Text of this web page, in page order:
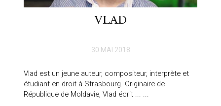
VLAD
30 MAI 2018
Vlad est un jeune auteur, compositeur, interprète et
étudiant en droit à Strasbourg. Originaire de
République de Moldavie, Vlad écrit ... ...